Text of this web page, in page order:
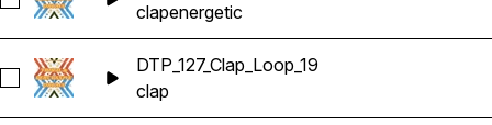
clapenergetic
Seleccionar DTP_127_Clap_Loop_19
DTP_127_Clap_Loop_19
clap